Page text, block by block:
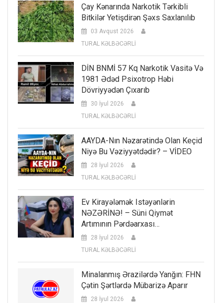
Çay Kənarında Narkotik Tərkibli
Bitkilər Yetişdirən Şəxs Saxlanılıb
03 Avqust 2026
TURAL KƏLBƏCƏRLİ
DİN BNMİ 57 Kq Narkotik Vasitə Və
1981 Ədəd Psixotrop Həbi
Dövriyyədən Çıxarıb
30 İyul 2026
TURAL KƏLBƏCƏRLİ
AAYDA-Nın Nəzarətində Olan Keçid
Niyə Bu Vəziyyətdədir? – VİDEO
28 İyul 2026
TURAL KƏLBƏCƏRLİ
Ev Kirayələmək Istəyənlərin
NƏZƏRİNƏ! – Süni Qiymət
Artımının Pərdəarxası…
28 İyul 2026
TURAL KƏLBƏCƏRLİ
Minalanmış Ərazilərdə Yanğın: FHN
Çətin Şərtlərdə Mübarizə Aparır
28 İyul 2026